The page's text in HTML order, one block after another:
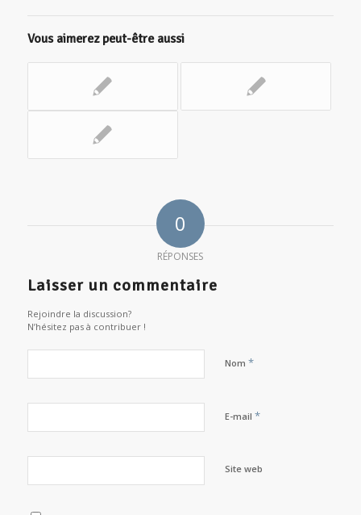
Vous aimerez peut-être aussi
0
RÉPONSES
Laisser un commentaire
Rejoindre la discussion?
N’hésitez pas à contribuer !
Nom *
E-mail *
Site web